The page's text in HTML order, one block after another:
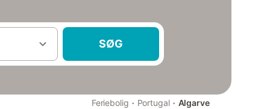
SØG
Feriebolig · Portugal · Algarve